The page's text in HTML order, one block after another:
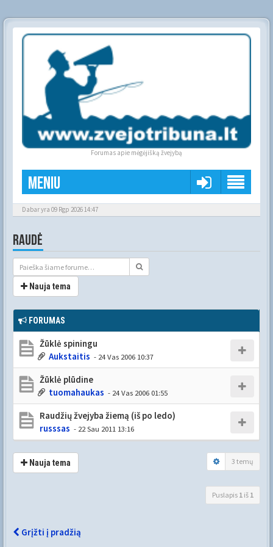
Forumas apie mėgėjišką žvejybą
Meniu
Dabar yra 09 Rgp 2026 14:47
RAUDĖ
Nauja tema
FORUMAS
Žūklė spiningu
Aukstaitis - 24 Vas 2006 10:37
Žūklė plūdine
tuomahaukas - 24 Vas 2006 01:55
Raudžių žvejyba žiemą (iš po ledo)
russsas - 22 Sau 2011 13:16
Nauja tema 3 temų
Puslapis 1 iš 1
Grįžti į pradžią